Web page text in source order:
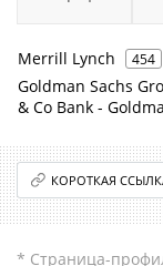
Merrill Lynch 454
Goldman Sachs
& Co Bank -
КОРОТКАЯ
* Страница-